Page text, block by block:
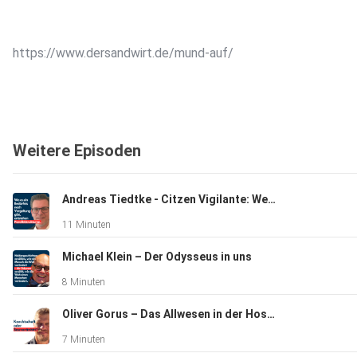
https://www.dersandwirt.de/mund-auf/
Weitere Episoden
Andreas Tiedtke - Citzen Vigilante: Wenn die Justiz „versagt"
11 Minuten
Michael Klein – Der Odysseus in uns
8 Minuten
Oliver Gorus – Das Allwesen in der Hosentasche
7 Minuten